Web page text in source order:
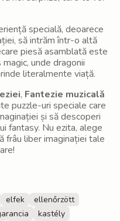
specială, deoarece
să intrăm într-o altă
piesă asamblată este
unde dragonii
literalmente viață.
, Fantezie muzicală
puzzle-uri speciale care
și să descoperi
fantasy. Nu ezita, alege
frâu liber imaginației tale
elfek
ellenőrzött
kastély